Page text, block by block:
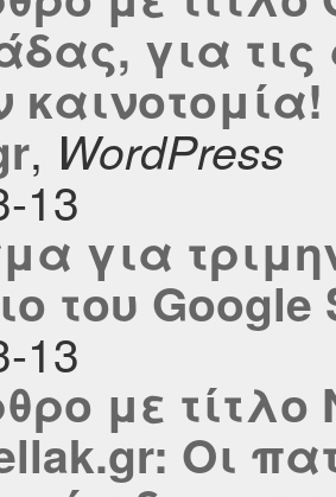
για τις
, WordPress
13
για
του Google
13
με
Οι